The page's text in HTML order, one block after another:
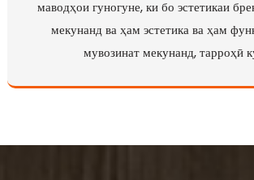
маводҳои гуногуне, ки бо эстетикаи
мекунанд ва ҳам эстетика ва ҳам
мувозинат мекунанд, тарроҳӣ